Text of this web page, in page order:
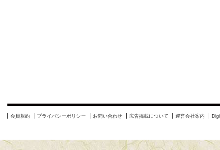
会員規約 プライバシーポリシー お問い合わせ 広告掲載について 運営会社案内